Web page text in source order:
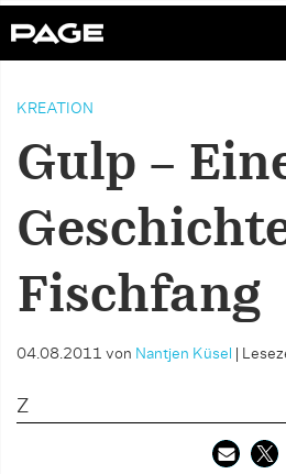
KREATION
Gulp –
Fischfang
04.08.2011 von Nantjen Küsel
Z